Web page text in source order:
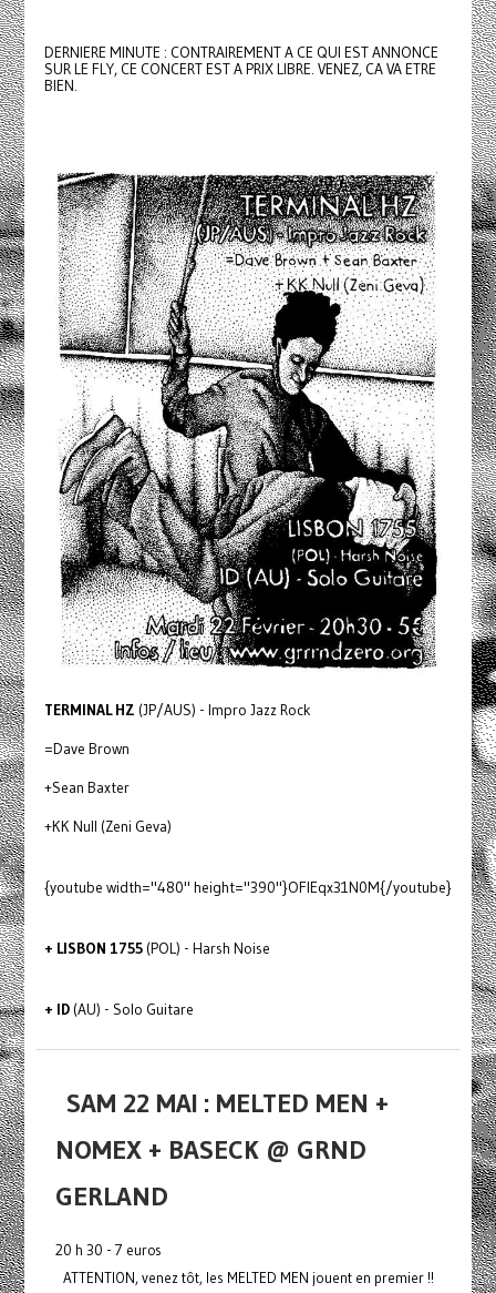
DERNIERE MINUTE : CONTRAIREMENT A CE QUI EST ANNONCE
SUR LE FLY, CE CONCERT EST A PRIX LIBRE. VENEZ, CA VA ETRE
BIEN.
TERMINAL HZ (JP/AUS) - Impro Jazz Rock
=Dave Brown
+Sean Baxter
+KK Null (Zeni Geva)
{youtube width="480" height="390"}OFlEqx31N0M{/youtube}
+ LISBON 1755(POL) - Harsh Noise
+ ID(AU) - Solo Guitare
SAM 22 MAI : MELTED MEN +
NOMEX + BASECK @ GRND
GERLAND
20 h 30 - 7 euros
ATTENTION, venez tôt, les MELTED MEN jouent en premier !!